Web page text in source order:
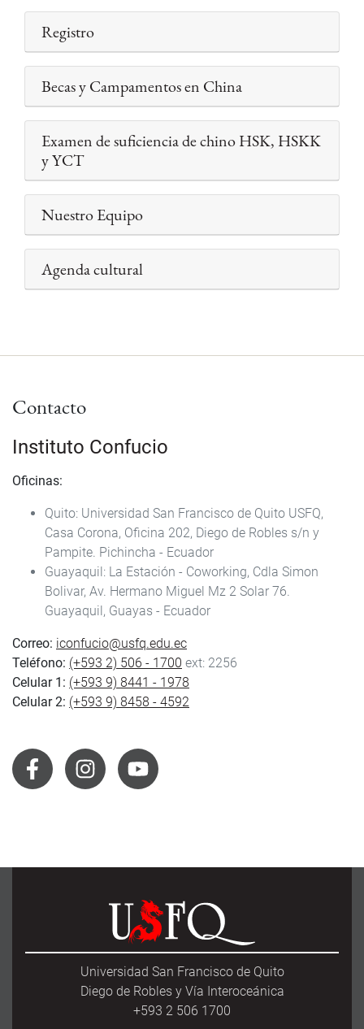
Registro
Becas y Campamentos en China
Examen de suficiencia de chino HSK, HSKK
y YCT
Nuestro Equipo
Agenda cultural
Contacto
Instituto Confucio
Oficinas:
Quito: Universidad San Francisco de Quito USFQ,
Casa Corona, Oficina 202, Diego de Robles s/n y
Pampite. Pichincha - Ecuador
Guayaquil: La Estación - Coworking, Cdla Simon
Bolivar, Av. Hermano Miguel Mz 2 Solar 76.
Guayaquil, Guayas - Ecuador
Correo: iconfucio@usfq.edu.ec
Teléfono: (+593 2) 506 - 1700 ext: 2256
Celular 1: (+593 9) 8441 - 1978
Celular 2: (+593 9) 8458 - 4592
Universidad San Francisco de Quito
Diego de Robles y Vía Interoceánica
+593 2 506 1700